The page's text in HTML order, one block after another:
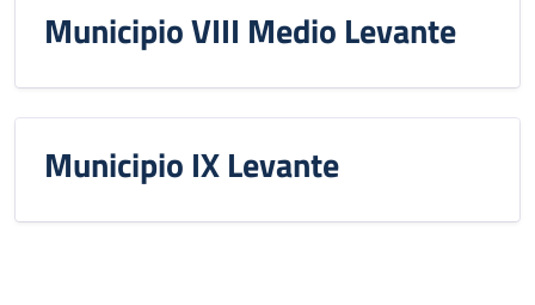
Municipio VIII Medio Levante
Municipio IX Levante